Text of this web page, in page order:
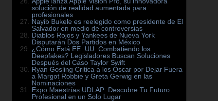
solución de realidad aumentada para
profesionales
Nayib Bukele es reelegido como presidente de El
Salvador en medio de controversias
Diablos Rojos y Yankees de Nueva York
Disputarán Dos Partidos en México
¿Cómo Está EE. UU. Combatiendo los
Deepfakes? Legisladores Buscan Soluciones
Después del Caso Taylor Swift
Ryan Gosling Critica a los Óscar por Dejar Fuera
a Margot Robbie y Greta Gerwig en las
Nominaciones
Expo Maestrías UDLAP: Descubre Tu Futuro
Profesional en un Solo Lugar